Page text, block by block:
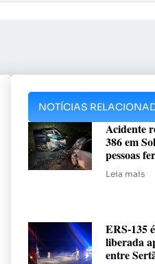
NOTÍCIAS
Acidente
386 em
pessoas
Leia mais
ERS-135
liberada
entre